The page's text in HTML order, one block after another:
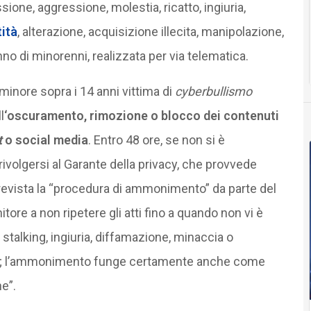
aggressione, molestia, ricatto, ingiuria,
, alterazione, acquisizione illecita, manipolazione,
di minorenni, realizzata per via telematica.
sopra i 14 anni vittima di cyberbullismo
‘oscuramento, rimozione o blocco dei contenuti
o social media. Entro 48 ore, se non si è
al Garante della privacy, che provvede
la “procedura di ammonimento” da parte del
a non ripetere gli atti fino a quando non vi è
ingiuria, diffamazione, minaccia o
funge certamente anche come